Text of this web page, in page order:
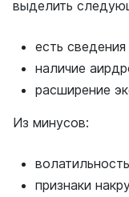
выделить
есть
наличие
расширение
Из минусов:
признаки